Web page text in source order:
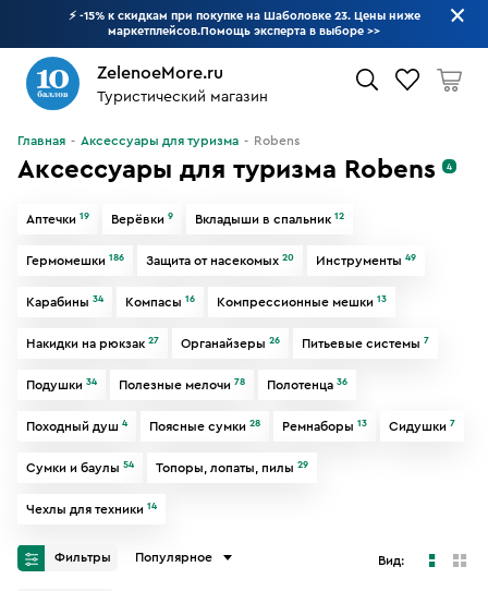
⚡ -15% к скидкам при покупке на Шаболовке 23. Цены ниже
маркетплейсов.Помощь эксперта в выборе >>
ZelenoeMore.ru
Туристический магазин
Что будем искать?
Главная Аксессуары для туризма Robens
Аксессуары для туризма Robens 4
Аптечки 19 Верёвки 9 Вкладыши в спальник 12
Гермомешки 186 Защита от насекомых 20 Инструменты 49
Карабины 34 Компасы 16 Компрессионные мешки 13
Накидки на рюкзак 27 Органайзеры 26 Питьевые системы 7
Подушки 34 Полезные мелочи 78 Полотенца 36
Походный душ 4 Поясные сумки 28 Ремнаборы 13 Сидушки 7
Сумки и баулы 54 Топоры, лопаты, пилы 29
Чехлы для техники 14
Фильтры Популярное Вид: